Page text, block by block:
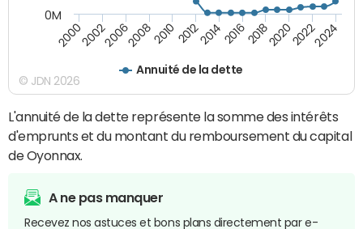
Annuité de la dette
20002002200620082010 2012201420162018202020222024
0M
© JDN 2026
L'annuité de la dette représente la somme des intérêts
d'emprunts et du montant du remboursement du capital
de Oyonnax.
A ne pas manquer
Recevez nos astuces et bons plans directement par e-